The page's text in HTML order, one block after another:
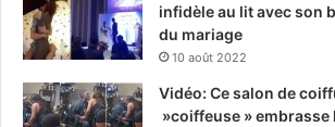
infidèle au lit avec son
du mariage
10 août 2022
Vidéo: Ce salon de
»coiffeuse » embrasse